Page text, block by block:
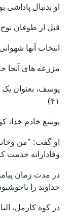
او بدنبال
قبل از طوفان
انتخاب آنها
مزرعه های آنجا
۴۱)
یوشع خادم خدا،
او گفت: "من
وفادارانه خدمت
در مدت زمان
خداوند را
در کوه کارمل،